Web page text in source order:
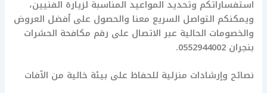
استفساراتكم وتحديد المواعيد المناسبة لزيارة الفنيين،
ويمكنكم التواصل السريع معنا والحصول على أفضل العروض
والخصومات الحالية عبر الاتصال على رقم مكافحة الحشرات
بنجران 0552944002.
نصائح وإرشادات منزلية للحفاظ على بيئة خالية من الآفات